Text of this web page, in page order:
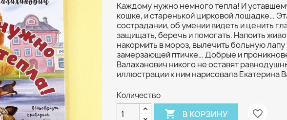
Каждому нужно немного тепла! И
кошке, и старенькой цирковой лошадке…
сострадании, об умении видеть и ценить
защищать, беречь и помогать. Напоить
накормить в мороз, вылечить больную
замерзающей птичке… Добрые и
Валаханович никого не оставят
иллюстрации к ним нарисовала Екатерина
Количество
 В КОРЗИНУ favorite_border